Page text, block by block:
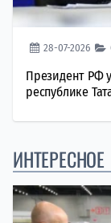
28-07-2026
Президент РФ
республике
ИНТЕРЕСНОЕ